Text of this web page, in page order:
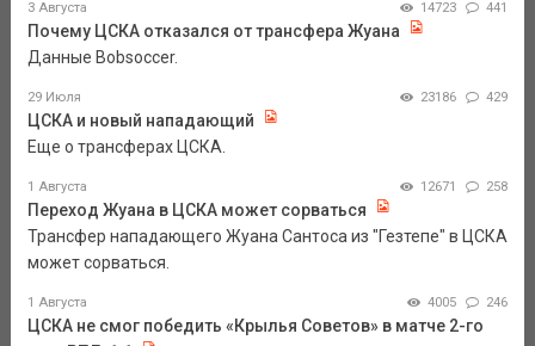
3 Августа 14723 441
Почему ЦСКА отказался от трансфера Жуана
Данные Bobsoccer.
29 Июля 23186 429
ЦСКА и новый нападающий
Еще о трансферах ЦСКА.
1 Августа 12671 258
Переход Жуана в ЦСКА может сорваться
Трансфер нападающего Жуана Сантоса из "Гезтепе" в ЦСКА
может сорваться.
1 Августа 4005 246
ЦСКА не смог победить «Крылья Советов» в матче 2-го